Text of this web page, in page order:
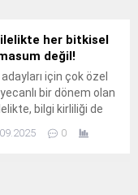
her bitkisel
değil!
için çok özel
bir dönem olan
bilgi kirliliği de
0